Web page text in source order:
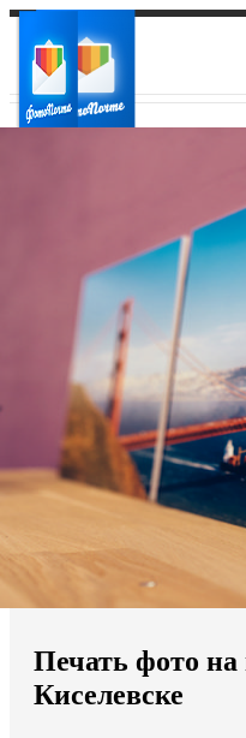
Ваш регион доставки
Выберите из списка:
Мы доставляем по всему
Продолжить без города
Печать фото на
Киселевске